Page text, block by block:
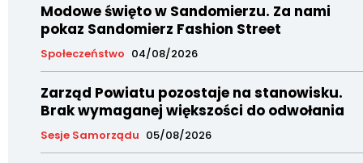
Modowe święto w Sandomierzu. Za nami
pokaz Sandomierz Fashion Street
Społeczeństwo 04/08/2026
Zarząd Powiatu pozostaje na stanowisku.
Brak wymaganej większości do odwołania
Sesje Samorządu 05/08/2026